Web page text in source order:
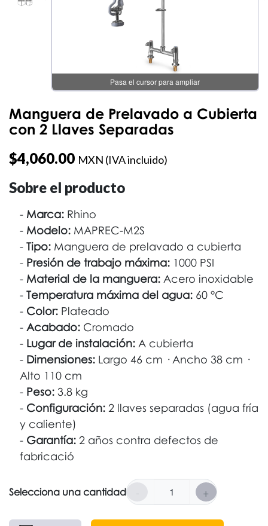
Manguera de Prelavado a Cubierta
con 2 Llaves Separadas
$4,060.00 MXN (IVA incluido)
Sobre el producto
Marca: Rhino
Modelo: MAPREC-M2S
Tipo: Manguera de prelavado a cubierta
Presión de trabajo máxima: 1000 PSI
Material de la manguera: Acero inoxidable
Temperatura máxima del agua: 60 °C
Color: Plateado
Acabado: Cromado
Lugar de instalación: A cubierta
Dimensiones: Largo 46 cm · Ancho 38 cm ·
Alto 110 cm
Peso: 3.8 kg
Configuración: 2 llaves separadas (agua fría
y caliente)
Garantía: 2 años contra defectos de
fabricació
Selecciona una cantidad +